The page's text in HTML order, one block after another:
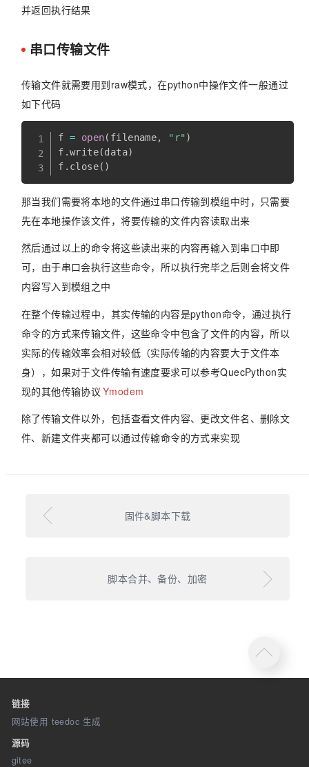
并返回执行结果
串口传输文件
传输文件就需要用到raw模式，在python中操作文件一般通过
如下代码
f = open( filename, "r" )
f .write(data)
f . close( )
那当我们需要将本地的文件通过串口传输到模组中时，只需要
先在本地操作该文件，将要传输的文件内容读取出来
然后通过以上的命令将这些读出来的内容再输入到串口中即
可，由于串口会执行这些命令，所以执行完毕之后则会将文件
内容写入到模组之中
在整个传输过程中，其实传输的内容是python命令，通过执行
命令的方式来传输文件，这些命令中包含了文件的内容，所以
实际的传输效率会相对较低（实际传输的内容要大于文件本
身），如果对于文件传输有速度要求可以参考QuecPython实
现的其他传输协议 Ymodem
除了传输文件以外，包括查看文件内容、更改文件名、删除文
件、新建文件夹都可以通过传输命令的方式来实现
固件&脚本下载
脚本合并、备份、加密
链接
网站使用 teedoc 生成
源码
gitee